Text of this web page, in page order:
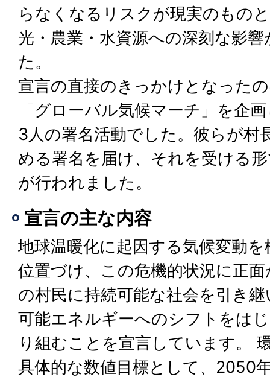
らなくなるリスクが現実のもの
光・農業・水資源への深刻な影
た。
宣言の直接のきっかけとなった
「グローバル気候マーチ」を企
3人の署名活動でした。彼らが村
める署名を届け、それを受ける
が行われました。
宣言の主な内容
地球温暖化に起因する気候変動
位置づけ、この危機的状況に正
の村民に持続可能な社会を引き
可能エネルギーへのシフトをは
り組むことを宣言しています。
具体的な数値目標として、2050